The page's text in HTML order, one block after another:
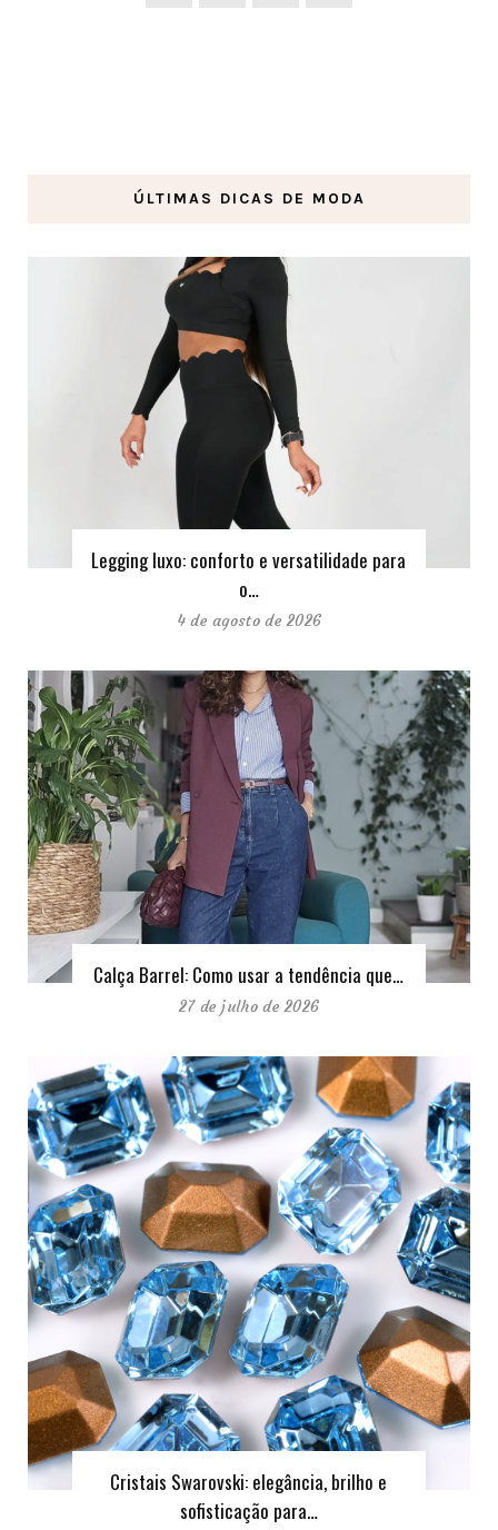
ÚLTIMAS DICAS DE MODA
Legging luxo: conforto e versatilidade para
o…
4 de agosto de 2026
Calça Barrel: Como usar a tendência que…
27 de julho de 2026
Cristais Swarovski: elegância, brilho e
sofisticação para…